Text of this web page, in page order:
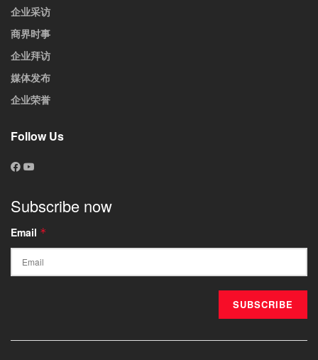
企业采访
商界时事
企业拜访
媒体发布
企业荣誉
Follow Us
Subscribe now
Email *